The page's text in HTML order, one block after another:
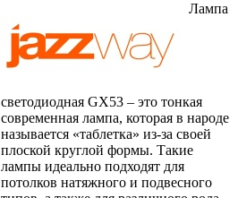
Лампа
светодиодная GX53 – это тонкая
современная лампа, которая в народе
называется «таблетка» из-за своей
плоской круглой формы. Такие
лампы идеально подходят для
потолков натяжного и подвесного